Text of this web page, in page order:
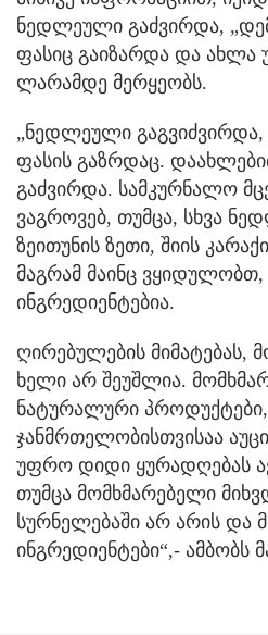
ნედლეული გაძვირდა,
ფასიც გაიზარდა და ახლა
ლარამდე მერყეობს.
„ნედლეული გაგვიძვირდა,
ფასის გაზრდაც.
გაძვირდა. სამკურნალო
ვაგროვებ, თუმცა, სხვა
ზეითუნის ზეთი, შიის
მაგრამ მაინც
ინგრედიენტებია.
ღირებულების მიმატებას,
ხელი არ შეუშლია.
ნატურალური
ჯანმრთელობისთვისაა
უფრო დიდი ყურადღებას
თუმცა მომხმარებელი
სურნელებაში არ არის და
ინგრედიენტები“,- ამბობს